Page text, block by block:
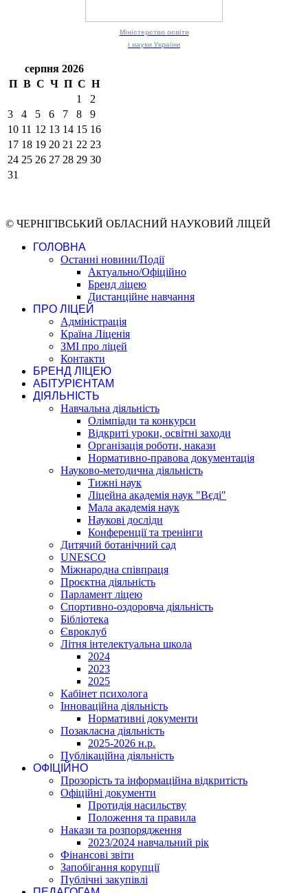
Міністерство освіти
і науки України
серпня 2026
П В С Ч П С Н
1
2
3
4 5 6 7 8
9
10 11 12 13 14 15 16
17 18 19 20 21 22 23
24 25 26 27 28 29 30
31
© ЧЕРНІГІВСЬКИЙ ОБЛАСНИЙ НАУКОВИЙ ЛІЦЕЙ
ГОЛОВНА
Останні новини/Події
Актуально/Офіційно
Бренд ліцею
Дистанційне навчання
ПРО ЛІЦЕЙ
Адміністрація
Країна Ліценія
ЗМІ про ліцей
Контакти
БРЕНД ЛІЦЕЮ
АБІТУРІЄНТАМ
ДІЯЛЬНІСТЬ
Навчальна діяльність
Олімпіади та конкурси
Відкриті уроки, освітні заходи
Організація роботи, накази
Нормативно-правова документація
Науково-методична діяльність
Тижні наук
Ліцейна академія наук "Вєді"
Мала академія наук
Наукові досліди
Конференції та тренінги
Дитячий ботанічний сад
UNESCO
Міжнародна співпраця
Проєктна діяльність
Парламент ліцею
Спортивно-оздоровча діяльність
Бібліотека
Євроклуб
Літня інтелектуальна школа
2024
2023
2025
Кабінет психолога
Інноваційна діяльність
Нормативні документи
Позакласна діяльність
2025-2026 н.р.
Публікаційна діяльність
ОФІЦІЙНО
Прозорість та інформаційна відкритість
Офіційні документи
Протидія насильству
Положення та правила
Накази та розпорядження
2023/2024 навчальний рік
Фінансові звіти
Запобігання корупції
Публічні закупівлі